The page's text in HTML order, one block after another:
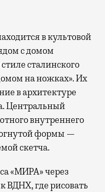
в культовой
с домом
сталинского
на ножках». Их
в архитектуре
Центральный
внутреннего
формы —
скетча.
«МИРА» через
ВДНХ, где рисовать